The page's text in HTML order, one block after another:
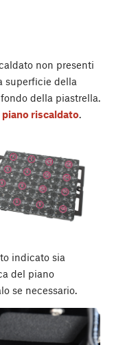
non presenti
superficie della
della piastrella.
riscaldato
indicato sia
del piano
se necessario.